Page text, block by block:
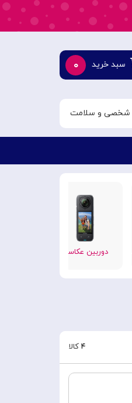
سبد خرید ۰
شخصی و سلامت
دوربین عکاسی
۴ کالا